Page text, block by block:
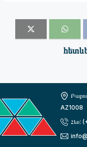
AZ1008
Հեռ: